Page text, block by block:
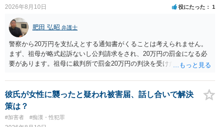
2026年8月10日 役にたった 1
肥田 弘昭 弁護士
警察から20万円を支払えとする通知書がくることは考えられません。
まず、祖母が略式起訴ないし公判請求をされ、20万円の罰金になる必
要があります。祖母に裁判所で罰金20万円の判決を受けたかを確認し
「検察庁」です。まずは振込はせずに、かかれている警察署にホーム
ページなどを別途調べて連絡することをお勧めします。ご参考にして
ください。
彼氏が女性に襲ったと疑われ被害届、話し合いで解決
策は？
#加害者 #痴漢・性犯罪